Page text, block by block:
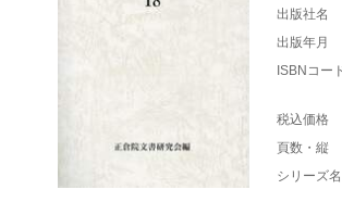
出版社名
出版年月
ISBNコー
税込価格
頁数・縦
シリーズ名